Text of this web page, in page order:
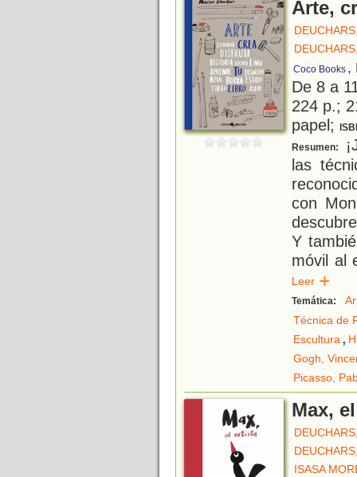
Arte,
Coco Books ,
De 8 a
224 p.;
papel;
Resumen:
las
con
Y
móvil al
Leer
Temática:
Técnica de
Escultura,
Gogh,
Picasso,
Max,
ISASA